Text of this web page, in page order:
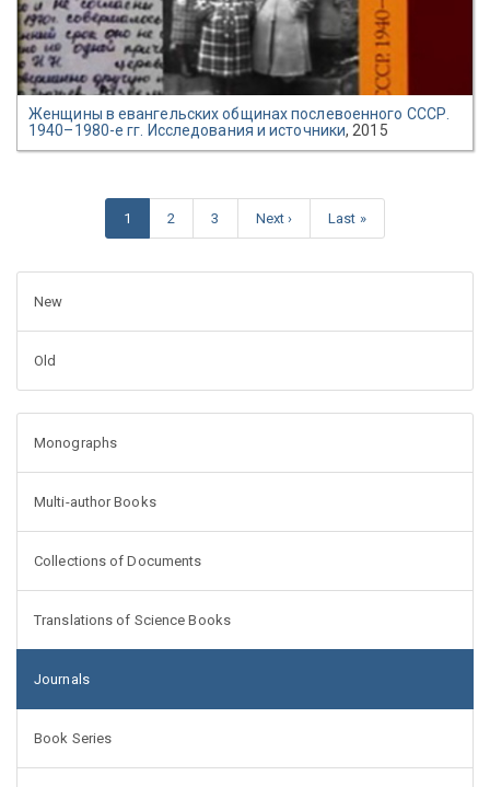
Женщины в евангельских общинах послевоенного СССР.
1940–1980-е гг. Исследования и источники, 2015
1 2 3 Next › Last »
New
Old
Monographs
Multi-author Books
Collections of Documents
Translations of Science Books
Journals
Book Series